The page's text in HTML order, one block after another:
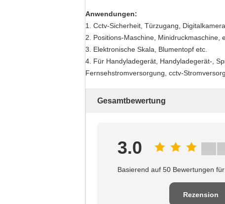
Anwendungen:
1. Cctv-Sicherheit, Türzugang,
2. Positions-Maschine, Minidruckmaschine,
3. Elektronische Skala, Blumentopf etc.
4. Für Handyladegerät, Handyladegerät-,
Fernsehstromversorgung, cctv-
Gesamtbewertung
3.0
Basierend auf 50 Bewertungen
Rezension